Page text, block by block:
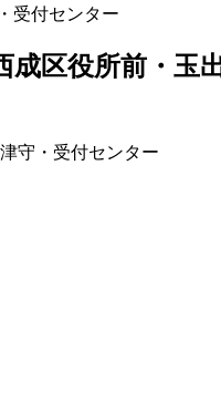
受付センター
区役所前・玉